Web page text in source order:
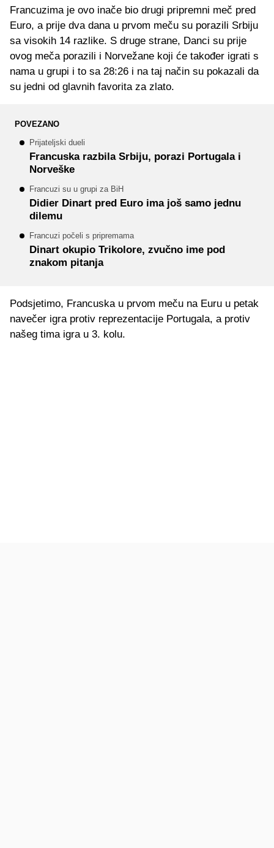
Francuzima je ovo inače bio drugi pripremni meč pred
Euro, a prije dva dana u prvom meču su porazili Srbiju
sa visokih 14 razlike. S druge strane, Danci su prije
ovog meča porazili i Norvežane koji će također igrati s
nama u grupi i to sa 28:26 i na taj način su pokazali da
su jedni od glavnih favorita za zlato.
POVEZANO
Prijateljski dueli
Francuska razbila Srbiju, porazi Portugala i
Norveške
Francuzi su u grupi za BiH
Didier Dinart pred Euro ima još samo jednu
dilemu
Francuzi počeli s pripremama
Dinart okupio Trikolore, zvučno ime pod
znakom pitanja
Podsjetimo, Francuska u prvom meču na Euru u petak
navečer igra protiv reprezentacije Portugala, a protiv
našeg tima igra u 3. kolu.